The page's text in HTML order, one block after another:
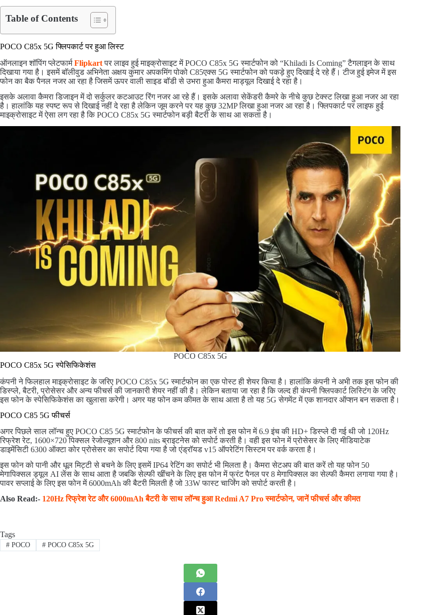
Table of Contents
POCO C85x 5G फ्लिपकार्ट पर हुआ लिस्ट
ऑनलाइन शॉपिंग प्लेटफार्मFlipkartपर लाइव हुई माइक्रोसाइट में POCO C85x 5G स्मार्टफोन को “Khiladi Is Coming” टैगलाइन के साथ
दिखाया गया है। इसमें बॉलीवुड अभिनेता अक्षय कुमार अपकमिंग पोको C85एक्स 5G स्मार्टफोन को पकड़े हुए दिखाई दे रहे हैं। टीज हुई इमेज में इस
फोन का बैक पैनल नजर आ रहा है जिसमें ऊपर वाली साइड बॉडी से उभरा हुआ कैमरा माड्यूल दिखाई दे रहा है।
इसके अलावा कैमरा डिजाइन में दो सर्कुलर कटआउट रिंग नजर आ रहे हैं। इसके अलावा सेकेंडरी कैमरे के नीचे कुछ टेक्स्ट लिखा हुआ नजर आ रहा
है। हालांकि यह स्पष्ट रूप से दिखाई नहीं दे रहा है लेकिन जूम करने पर यह कुछ 32MP लिखा हुआ नजर आ रहा है। फ्लिपकार्ट पर लाइफ हुई
माइक्रोसाइट में ऐसा लग रहा है कि POCO C85x 5G स्मार्टफोन बड़ी बैटरी के साथ आ सकता है।
POCO C85x 5G
POCO C85x 5G स्पेसिफिकेशंस
कंपनी ने फिलहाल माइक्रोसाइट के जरिए POCO C85x 5G स्मार्टफोन का एक पोस्ट ही शेयर किया है। हालांकि कंपनी ने अभी तक इस फोन की
डिस्प्ले, बैटरी, प्रोसेसर और अन्य फीचर्स की जानकारी शेयर नहीं की है। लेकिन बताया जा रहा है कि जल्द ही कंपनी फ्लिपकार्ट लिस्टिंग के जरिए
इस फोन के स्पेसिफिकेशंस का खुलासा करेगी। अगर यह फोन कम कीमत के साथ आता है तो यह 5G सेगमेंट में एक शानदार ऑप्शन बन सकता है।
POCO C85 5G फीचर्स
अगर पिछले साल लॉन्च हुए POCO C85 5G स्मार्टफोन के फीचर्स की बात करें तो इस फोन में 6.9 इंच की HD+ डिस्प्ले दी गई थी जो 120Hz
रिफ्रेश रेट, 1600×720 पिक्सल रेजोल्यूशन और 800 nits ब्राइटनेस को सपोर्ट करती है। वही इस फोन में प्रोसेसर के लिए मीडियाटेक
डाइमेंसिटी 6300 ऑक्टा कोर प्रोसेसर का सपोर्ट दिया गया है जो एंड्रॉयड v15 ऑपरेटिंग सिस्टम पर वर्क करता है।
इस फोन को पानी और धूल मिट्टी से बचने के लिए इसमें IP64 रेटिंग का सपोर्ट भी मिलता है। कैमरा सेटअप की बात करें तो यह फोन 50
मेगापिक्सल ड्यूल AI लेंस के साथ आता है जबकि सेल्फी खींचने के लिए इस फोन में फ्रंट पैनल पर 8 मेगापिक्सल का सेल्फी कैमरा लगाया गया है।
पावर सप्लाई के लिए इस फोन में 6000mAh की बैटरी मिलती है जो 33W फास्ट चार्जिंग को सपोर्ट करती है।
Also Read:- 120Hz रिफ्रेश रेट और 6000mAh बैटरी के साथ लॉन्च हुआ Redmi A7 Pro स्मार्टफोन, जानें फीचर्स और कीमत
Tags
#POCO #POCO C85x 5G